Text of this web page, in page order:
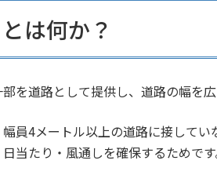
は何か？
を道路として提供し、道路の幅を広
員4メートル以上の道路に接して
当たり・風通しを確保するためです